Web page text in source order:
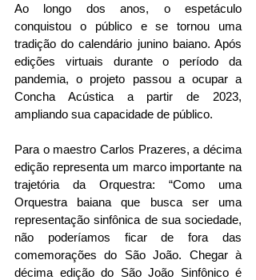
Ao longo dos anos, o espetáculo
conquistou o público e se tornou uma
tradição do calendário junino baiano. Após
edições virtuais durante o período da
pandemia, o projeto passou a ocupar a
Concha Acústica a partir de 2023,
ampliando sua capacidade de público.
Para o maestro Carlos Prazeres, a décima
edição representa um marco importante na
trajetória da Orquestra: “Como uma
Orquestra baiana que busca ser uma
representação sinfônica de sua sociedade,
não poderíamos ficar de fora das
comemorações do São João. Chegar à
décima edição do São João Sinfônico é